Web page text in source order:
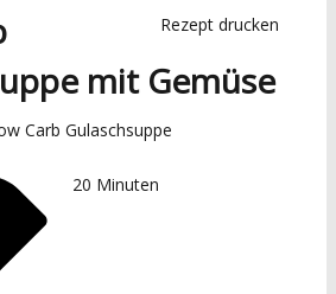
Rezept drucken
mit Gemüse
20 Minuten